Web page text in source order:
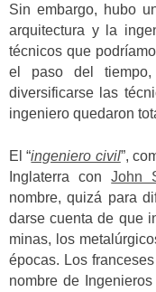
Sin embargo, hubo
arquitectura y la
técnicos que
el paso del
diversificarse las
ingeniero quedaron
El “ingeniero civil”,
Inglaterra conJohn
nombre, quizá para
darse cuenta de que
minas, los
épocas. Los
nombre de